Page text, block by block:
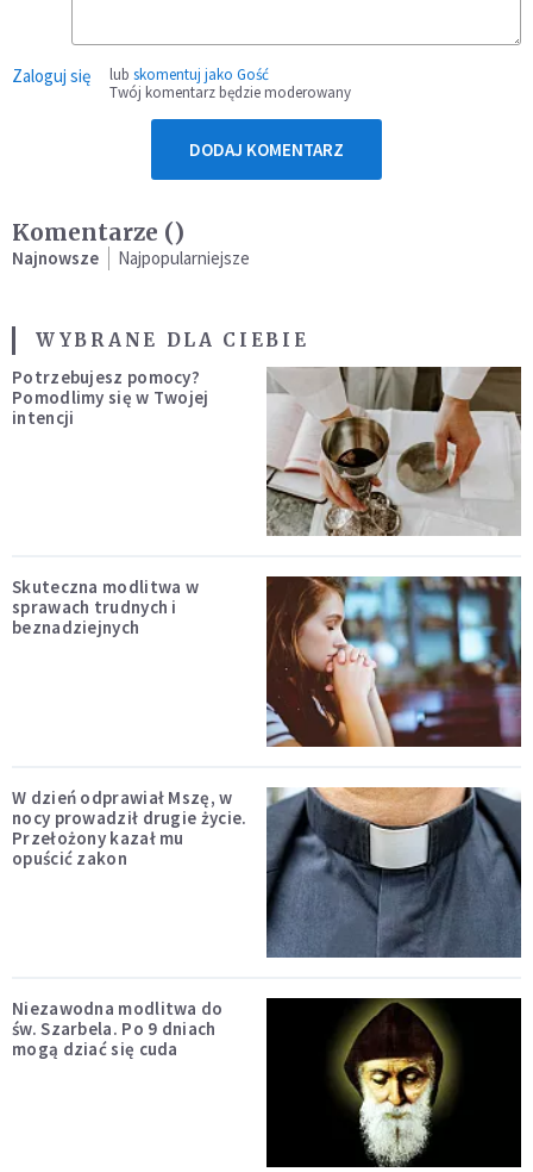
Zaloguj się lub skomentuj jako Gość
Twój komentarz będzie moderowany
DODAJ KOMENTARZ
Komentarze ()
Najnowsze Najpopularniejsze
WYBRANE DLA CIEBIE
Potrzebujesz pomocy?
Pomodlimy się w Twojej
intencji
Skuteczna modlitwa w
sprawach trudnych i
beznadziejnych
W dzień odprawiał Mszę, w
nocy prowadził drugie życie.
Przełożony kazał mu
opuścić zakon
Niezawodna modlitwa do
św. Szarbela. Po 9 dniach
mogą dziać się cuda